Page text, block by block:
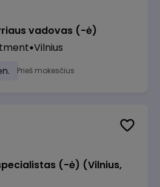
vadovas (-ė)
Vilnius
Prieš mokesčius
(-ė) (Vilnius,